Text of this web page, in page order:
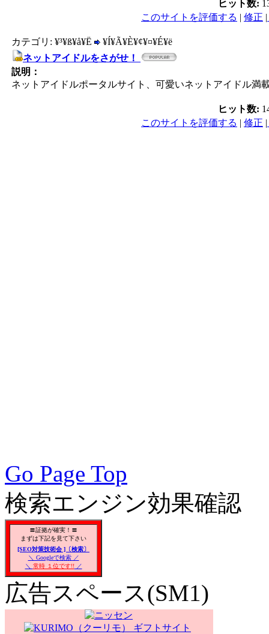
ヒット数:
このサイトを評価する | 修正 |
カテゴリ: ¥³¥ß¥å¥Ë
¥Í¥Ã¥È¥¢¥¤¥É¥ë
ネットアイドルをさがせ！
説明：
ネットアイドルポータルサイト、可愛いネットアイドル満
ヒット数:
このサイトを評価する | 修正 |
Go Page Top
検索エンジン効果確認
〓証拠が確実！〓
まずは下記を見て下さい
[SEO対策技術会 ]〔検索〕
＼ Googleで検索 ／
＼ 常時 １位です!!／
広告スペース(SM1)